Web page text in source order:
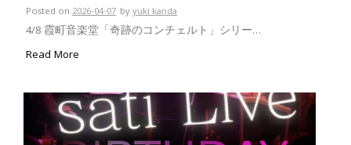
Posted on 2026-04-07 byyuki kanda
4/8 霞町音楽堂「奇跡のコンチェルト」シリー…
Read More